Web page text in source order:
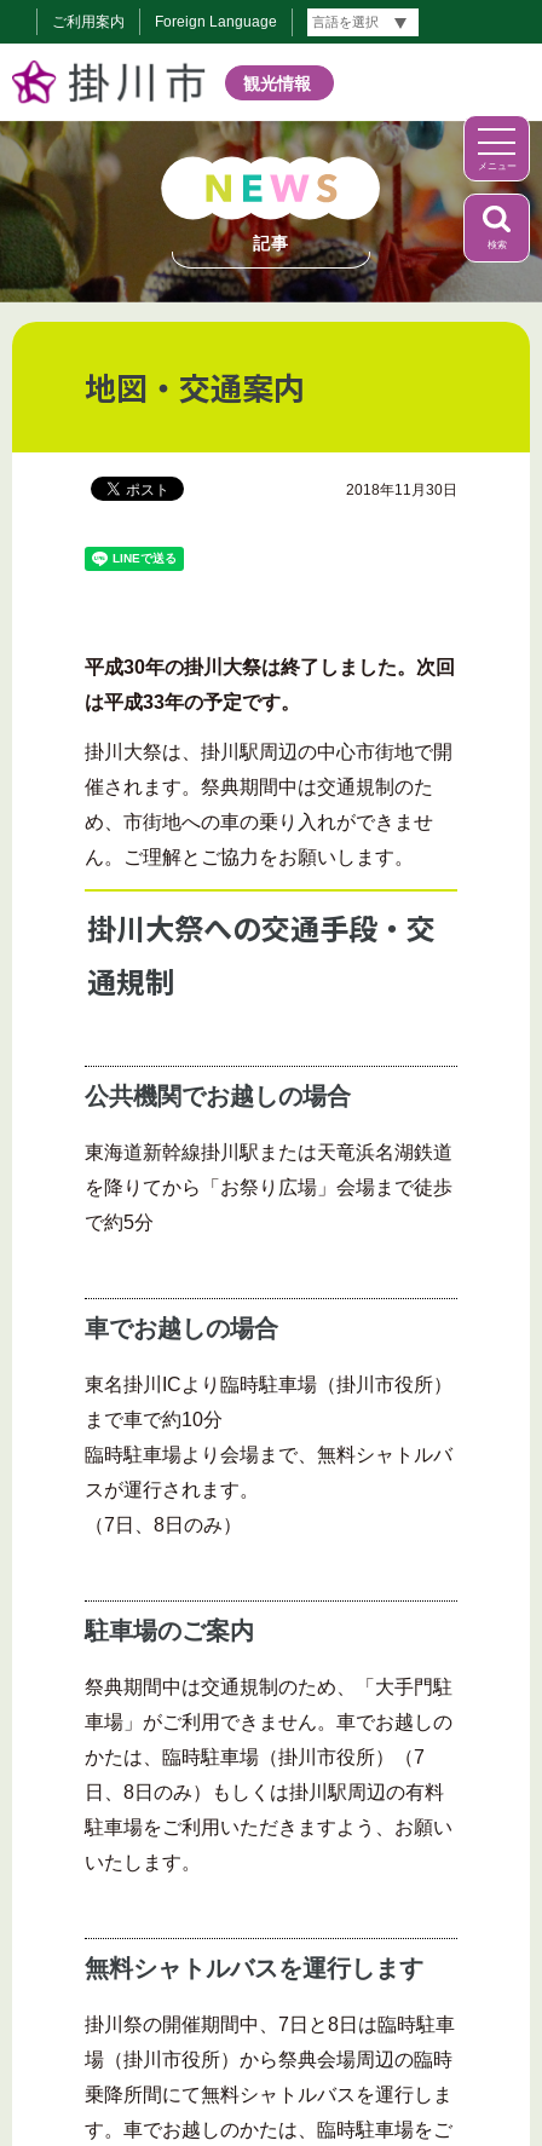
ご利用案内 Foreign Language
観光情報
メニュー
検索
記事
地図・交通案内
2018年11月30日
平成30年の掛川大祭は終了しました。次回
は平成33年の予定です。
掛川大祭は、掛川駅周辺の中心市街地で開
催されます。祭典期間中は交通規制のた
め、市街地への車の乗り入れができませ
ん。ご理解とご協力をお願いします。
掛川大祭への交通手段・交
通規制
公共機関でお越しの場合
東海道新幹線掛川駅または天竜浜名湖鉄道
を降りてから「お祭り広場」会場まで徒歩
で約5分
車でお越しの場合
東名掛川ICより臨時駐車場（掛川市役所）
まで車で約10分
臨時駐車場より会場まで、無料シャトルバ
スが運行されます。
（7日、8日のみ）
駐車場のご案内
祭典期間中は交通規制のため、「大手門駐
車場」がご利用できません。車でお越しの
かたは、臨時駐車場（掛川市役所）（7
日、8日のみ）もしくは掛川駅周辺の有料
駐車場をご利用いただきますよう、お願い
いたします。
無料シャトルバスを運行します
掛川祭の開催期間中、7日と8日は臨時駐車
場（掛川市役所）から祭典会場周辺の臨時
乗降所間にて無料シャトルバスを運行しま
す。車でお越しのかたは、臨時駐車場をご